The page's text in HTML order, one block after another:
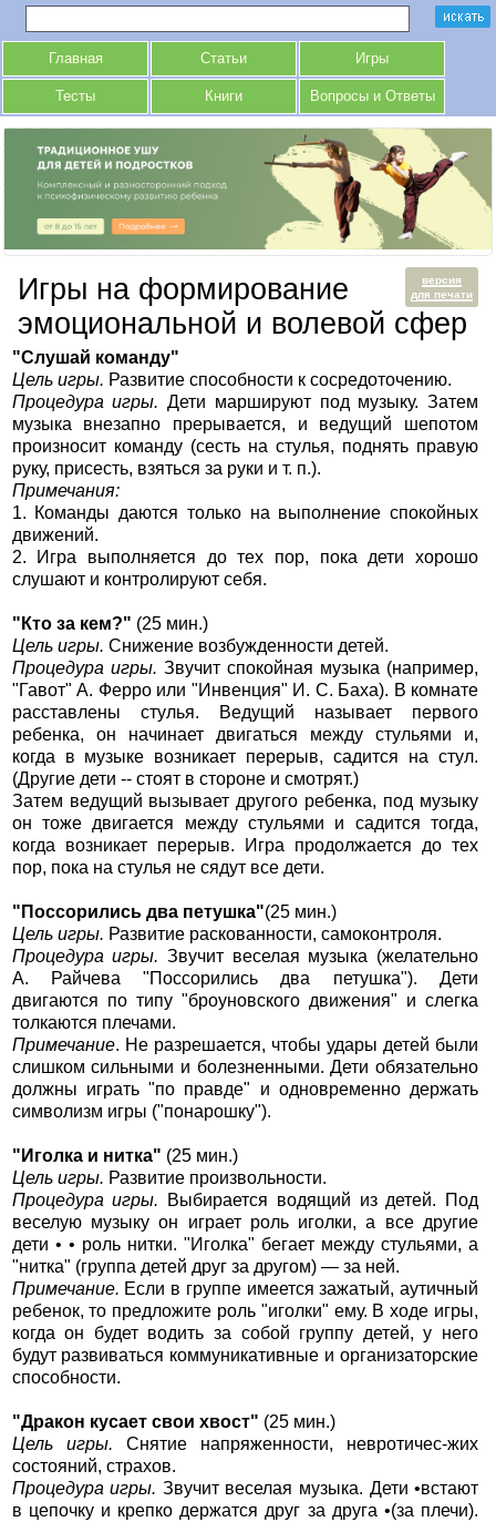
Главная Статьи Игры
Тесты Книги Вопросы и Ответы
версия
для печати
Игры на формирование
эмоциональной и волевой сфер
"Слушай команду"
Цель игры. Развитие способности к сосредоточению.
Процедура игры.Дети маршируют под музыку. Затем
музыка внезапно прерывается, и ведущий шепотом
произносит команду (сесть на стулья, поднять правую
руку, присесть, взяться за руки и т. п.).
Примечания:
1. Команды даются только на выполнение спокойных
движений.
2. Игра выполняется до тех пор, пока дети хорошо
слушают и контролируют себя.
"Кто за кем?" (25 мин.)
Цель игры. Снижение возбужденности детей.
Процедура игры. Звучит спокойная музыка (например,
"Гавот" А. Ферро или "Инвенция" И. С. Баха). В комнате
расставлены стулья. Ведущий называет первого
ребенка, он начинает двигаться между стульями и,
когда в музыке возникает перерыв, садится на стул.
(Другие дети -- стоят в стороне и смотрят.)
Затем ведущий вызывает другого ребенка, под музыку
он тоже двигается между стульями и садится тогда,
когда возникает перерыв. Игра продолжается до тех
пор, пока на стулья не сядут все дети.
"Поссорились два петушка"(25 мин.)
Цель игры. Развитие раскованности, самоконтроля.
Процедура игры. Звучит веселая музыка (желательно
А. Райчева "Поссорились два петушка"). Дети
двигаются по типу "броуновского движения" и слегка
толкаются плечами.
Примечание. Не разрешается, чтобы удары детей были
слишком сильными и болезненными. Дети обязательно
должны играть "по правде" и одновременно держать
символизм игры ("понарошку").
"Иголка и нитка" (25 мин.)
Цель игры. Развитие произвольности.
Процедура игры. Выбирается водящий из детей. Под
веселую музыку он играет роль иголки, а все другие
дети • • роль нитки. "Иголка" бегает между стульями, а
"нитка" (группа детей друг за другом) — за ней.
Примечание. Если в группе имеется зажатый, аутичный
ребенок, то предложите роль "иголки" ему. В ходе игры,
когда он будет водить за собой группу детей, у него
будут развиваться коммуникативные и организаторские
способности.
"Дракон кусает свои хвост" (25 мин.)
Цель игры. Снятие напряженности, невротичес-жих
состояний, страхов.
Процедура игры. Звучит веселая музыка. Дети •встают
в цепочку и крепко держатся друг за друга •(за плечи).